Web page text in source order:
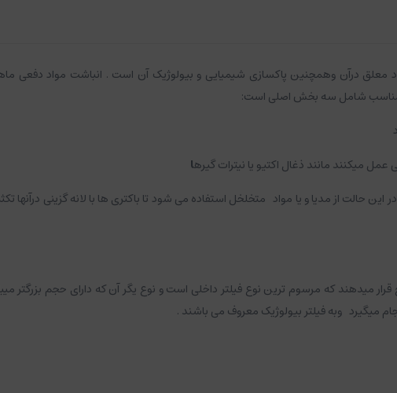
درآن وهمچنین پاکسازی شیمیایی و بیولوژیک آن است . انباشت مواد دفعی
مناسب شامل سه بخش اصلی است:
میکنند مانند ذغال اکتیو یا نیترات گیرها
از مدیا و یا مواد متخلخل استفاده می شود تا باکتری ها با لانه گزینی درآنها
که مرسوم ترین نوع فیلتر داخلی است و نوع یگر آن که دارای حجم بزرگتر
میگیرد وبه فیلتر بیولوژیک معروف می باشند .